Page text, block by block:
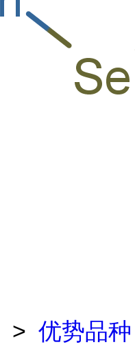
> 优势品种